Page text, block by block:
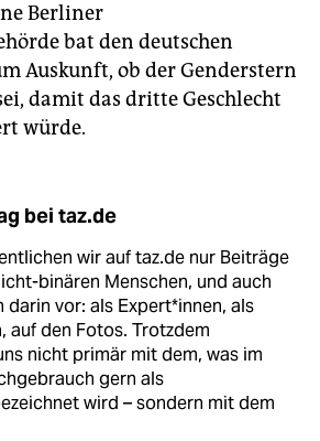
Berliner
bat den deutschen
Auskunft, ob der Genderstern
damit das dritte Geschlecht
würde.
bei taz.de
wir auf taz.de nur Beiträge
binären Menschen, und auch
darin vor: als Expert*innen, als
auf den Fotos. Trotzdem
nicht primär mit dem, was im
gern als
wird – sondern mit dem